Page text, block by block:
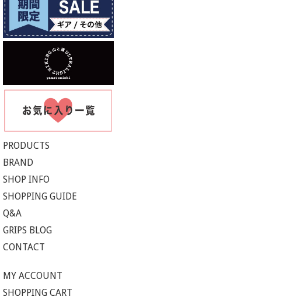
PRODUCTS
BRAND
SHOP INFO
SHOPPING GUIDE
Q&A
GRIPS BLOG
CONTACT
MY ACCOUNT
SHOPPING CART